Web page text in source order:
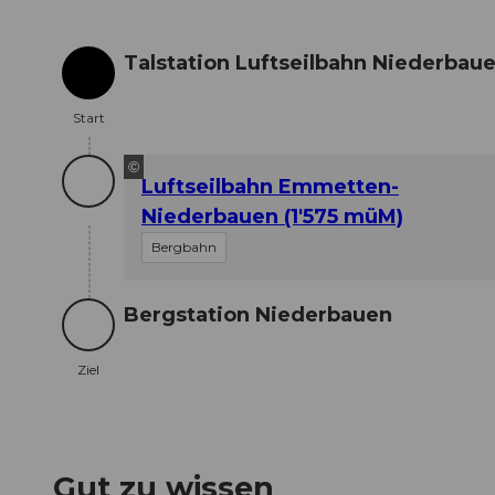
Start
Start
Talstation Luftseilbahn
©
Luftseilbahn Emmetten-
Niederbauen (1'575 müM)
Bergbahn
Ziel
Ziel
Bergstation Niederbauen